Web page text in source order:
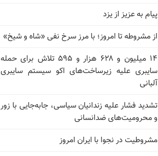
پیام به عزیز از یزد
از مشروطه تا امروز؛ با مرز سرخ نفی «شاه و شیخ»
۱۴ میلیون و ۶۲۸ هزار و ۵۹۵ تلاش برای حمله
سایبری علیه زیرساخت‌های اکو سیستم سایبری
آلبانی
تشدید فشار علیه زندانیان سیاسی، جابه‌جایی با زور
و محرومیت‌های ضدانسانی
مشروطیت در نجوا با ایران امروز